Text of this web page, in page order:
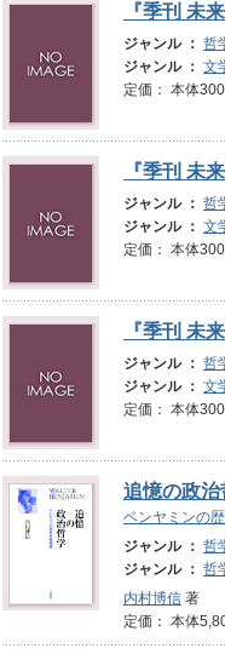
『季刊 未
ジャンル ： 哲
ジャンル ： 文
定価： 本体
『季刊 未
ジャンル ： 哲
ジャンル ： 文
定価： 本体
『季刊 未
ジャンル ： 哲
ジャンル ： 文
定価： 本体
追憶の政治
ベンヤミンの
ジャンル ： 哲
ジャンル ： 哲
内村博信 著
定価： 本体